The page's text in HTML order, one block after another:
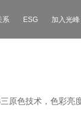
系 ESG 加入光峰
原色技术，色彩亮